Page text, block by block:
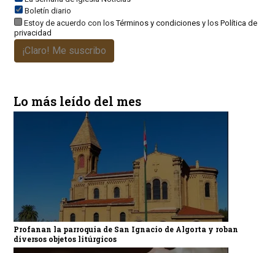
Boletín diario
Estoy de acuerdo con losTérminos y condicionesy los Política de
privacidad
¡Claro! Me suscribo
Lo más leído del mes
Profanan la parroquia de San Ignacio de Algorta y roban
diversos objetos litúrgicos